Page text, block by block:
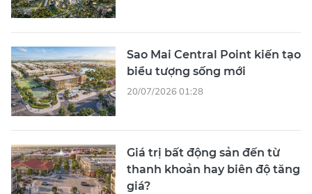
Sao Mai Central Point kiến tạo
biểu tượng sống mới
20/07/2026 01:28
Giá trị bất động sản đến từ
thanh khoản hay biên độ tăng
giá?